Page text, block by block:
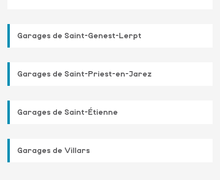
Garages de Saint-Genest-Lerpt
Garages de Saint-Priest-en-Jarez
Garages de Saint-Étienne
Garages de Villars